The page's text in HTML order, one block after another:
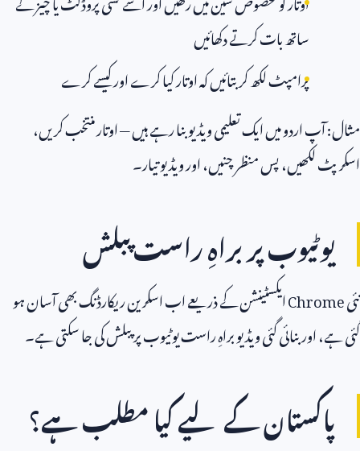
ساتھ بات کرتے دکھائیں
پرامپٹ لکھ کر بتائیں کہ اوتار کیا کرے اور کیسے کرے
مثال: آپ اردو میں ایک تعلیمی ویڈیو بنا رہے ہیں — اوتار منتخب کریں،
اسکرپٹ لکھیں، پس منظر چنیں، اور ویڈیو تیار۔
یوٹیوب پر براہِ راست پبلش
نئیChromeایکسٹینشن کے ذریعے اب اسکرین ریکارڈنگ بھی آسان ہو
گئی ہے، اور بنائی گئی ویڈیو براہِ راست یوٹیوب پر پبلش کی جا سکتی ہے۔
پاکستان کے لیے کیا مطلب ہے؟